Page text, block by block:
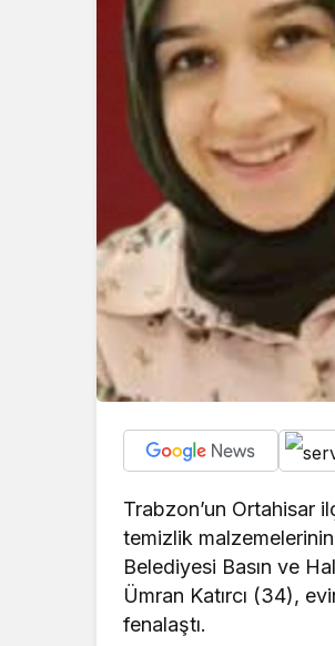
Trabzon’un Ortahisar
temizlik
Belediyesi Basın ve
Ümran Katırcı (34),
fenalaştı.